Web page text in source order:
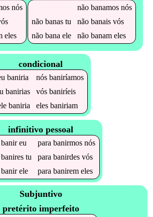
nós
eles
não banamosnós
não banastu não banaisvós
não bana ele não banameles
condicional
baniria nós baniríamos
banirias vós baniríeis
baniria eles baniriam
infinitivo pessoal
banireu parabanirmos nós
banires tu parabanirdes vós
banirele parabanirem eles
Subjuntivo
pretérito imperfeito